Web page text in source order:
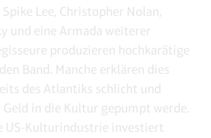
Lee, Christopher Nolan,
und eine Armada weiterer
produzieren hochkarätige
Band. Manche erklären dies
des Atlantiks schlicht und
in die Kultur gepumpt werde.
US-Kulturindustrie investiert